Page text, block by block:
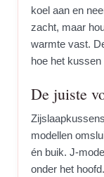
koel aan en
zacht, maar
warmte vast.
hoe het kussen
De juiste
modellen
én buik. J-
onder het